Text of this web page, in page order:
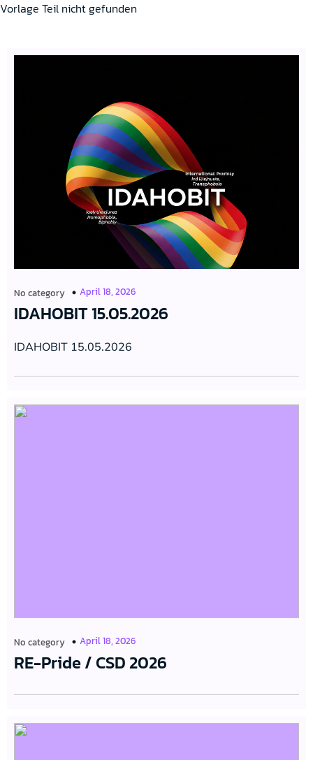
Vorlage Teil nicht gefunden
No category April 18, 2026
IDAHOBIT 15.05.2026
IDAHOBIT 15.05.2026
No category April 18, 2026
RE-Pride / CSD 2026